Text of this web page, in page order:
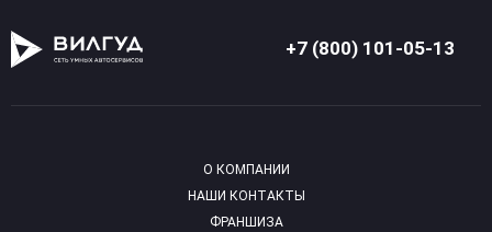
+7 (800) 101-05-13
О КОМПАНИИ
НАШИ КОНТАКТЫ
ФРАНШИЗА